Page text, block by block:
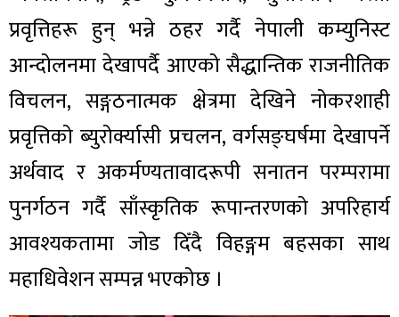
प्रवृत्तिहरू हुन् भन्ने ठहर गर्दै नेपाली कम्युनिस्ट
आन्दोलनमा देखापर्दै आएको सैद्धान्तिक राजनीतिक
विचलन, सङ्गठनात्मक क्षेत्रमा देखिने नोकरशाही
प्रवृत्तिको ब्युरोर्क्यासी प्रचलन, वर्गसङ्घर्षमा देखापर्ने
अर्थवाद र अकर्मण्यतावादरूपी सनातन परम्परामा
पुनर्गठन गर्दै साँस्कृतिक रूपान्तरणको अपरिहार्य
आवश्यकतामा जोड दिँदै विहङ्गम बहसका साथ
महाधिवेशन सम्पन्न भएकोछ ।